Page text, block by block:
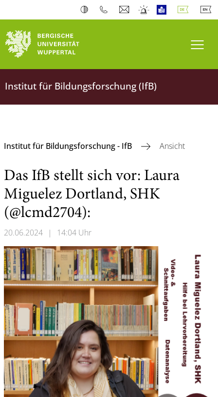
Institut für Bildungsforschung (IfB)
Institut für Bildungsforschung - IfB Ansicht
Das IfB stellt sich vor: Laura
Miguelez Dortland, SHK
(@lcmd2704):
20.06.2024 | 14:04 Uhr